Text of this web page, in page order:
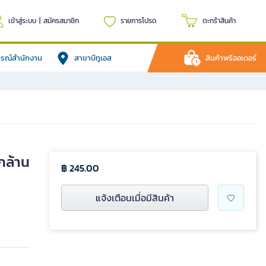
เข้าสู่ระบบ | สมัครสมาชิก รายการโปรด ตะกร้าสินค้า
รณ์สำนักงาน สาขาบีทูเอส สินค้าพรีออเดอร์
ล้าน
฿ 245.00
แจ้งเตือนเมื่อมีสินค้า